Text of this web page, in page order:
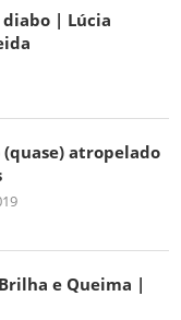
diabo | Lúcia
(quase) atropelado
e Queima |